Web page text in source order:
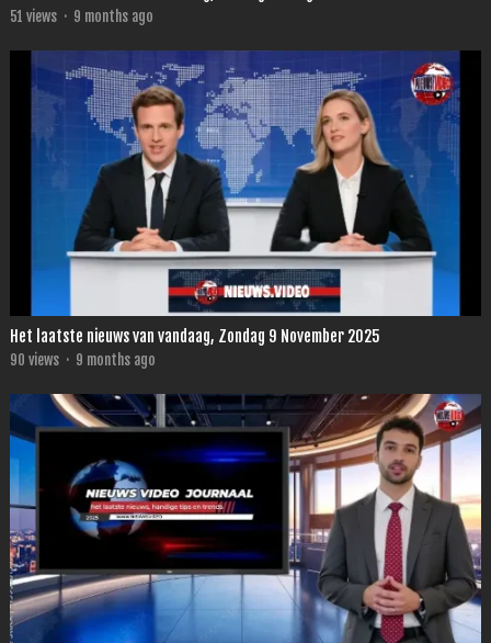
51 views · 9 months ago
Het laatste nieuws van vandaag, Zondag 9 November 2025
90 views · 9 months ago